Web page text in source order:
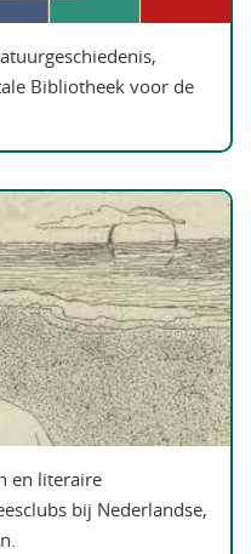
Bibliotheek voor de
en literaire
bij Nederlandse,